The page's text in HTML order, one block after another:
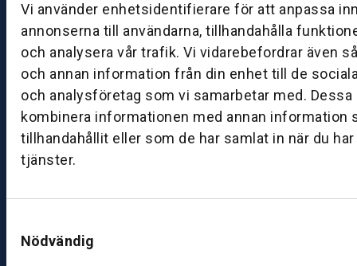
Vi använder enhetsidentifierare för att anpassa
annonserna till användarna, tillhandahålla
och analysera vår trafik. Vi vidarebefordrar även
och annan information från din enhet till de
och analysföretag som vi samarbetar med. Dessa
kombinera informationen med annan information
tillhandahållit eller som de har samlat in när du
tjänster.
Nödvändig
st
a
d
o
ch
J
ö
nk
ö